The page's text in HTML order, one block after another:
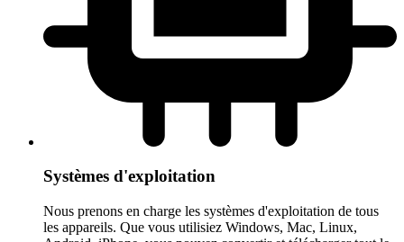
Systèmes d'exploitation
Nous prenons en charge les systèmes d'exploitation de tous
les appareils. Que vous utilisiez Windows, Mac, Linux,